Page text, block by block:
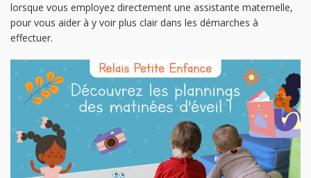
lorsque vous employez directement une assistante maternelle,
pour vous aider à y voir plus clair dans les démarches à
effectuer.